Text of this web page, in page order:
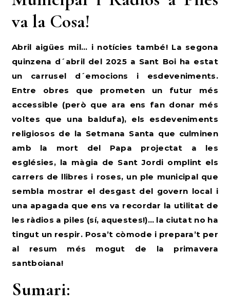
va la Cosa!
Abril aigües mil… i notícies també! La segona
quinzena d´abril del 2025 a Sant Boi ha estat
un carrusel d´emocions i esdeveniments.
Entre obres que prometen un futur més
accessible (però que ara ens fan donar més
voltes que una baldufa), els esdeveniments
religiosos de la Setmana Santa que culminen
amb la mort del Papa projectat a les
esglésies, la màgia de Sant Jordi omplint els
carrers de llibres i roses, un ple municipal que
sembla mostrar el desgast del govern local i
una apagada que ens va recordar la utilitat de
les ràdios a piles (sí, aquestes!)… la ciutat no ha
tingut un respir. Posa’t còmode i prepara’t per
al resum més mogut de la primavera
santboiana!
Sumari: